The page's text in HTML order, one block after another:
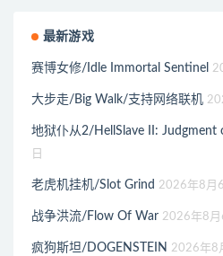
最新游戏
赛博女修/Idle Immortal Sentinel
大步走/Big Walk/支持网络联机
地狱仆从2/HellSlave II: Judgment
日
老虎机挂机/Slot Grind 2026年8月
战争洪流/Flow Of War 2026年8月
疯狗斯坦/DOGENSTEIN 2026年8